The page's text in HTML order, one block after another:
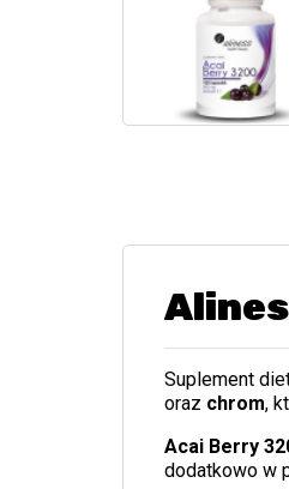
Suplement
oraz chrom,
Acai Berry
dodatkowo w